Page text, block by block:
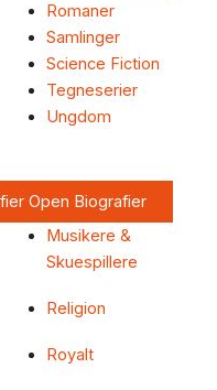
Romaner
Samlinger
Science Fiction
Tegneserier
Ungdom
Open Biografier
Musikere &
Skuespillere
Religion
Royalt